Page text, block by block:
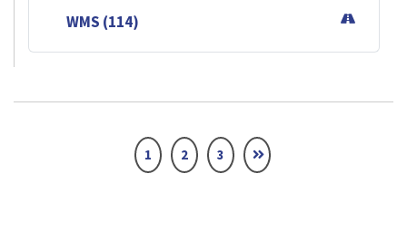
WMS (114)
1 2 3